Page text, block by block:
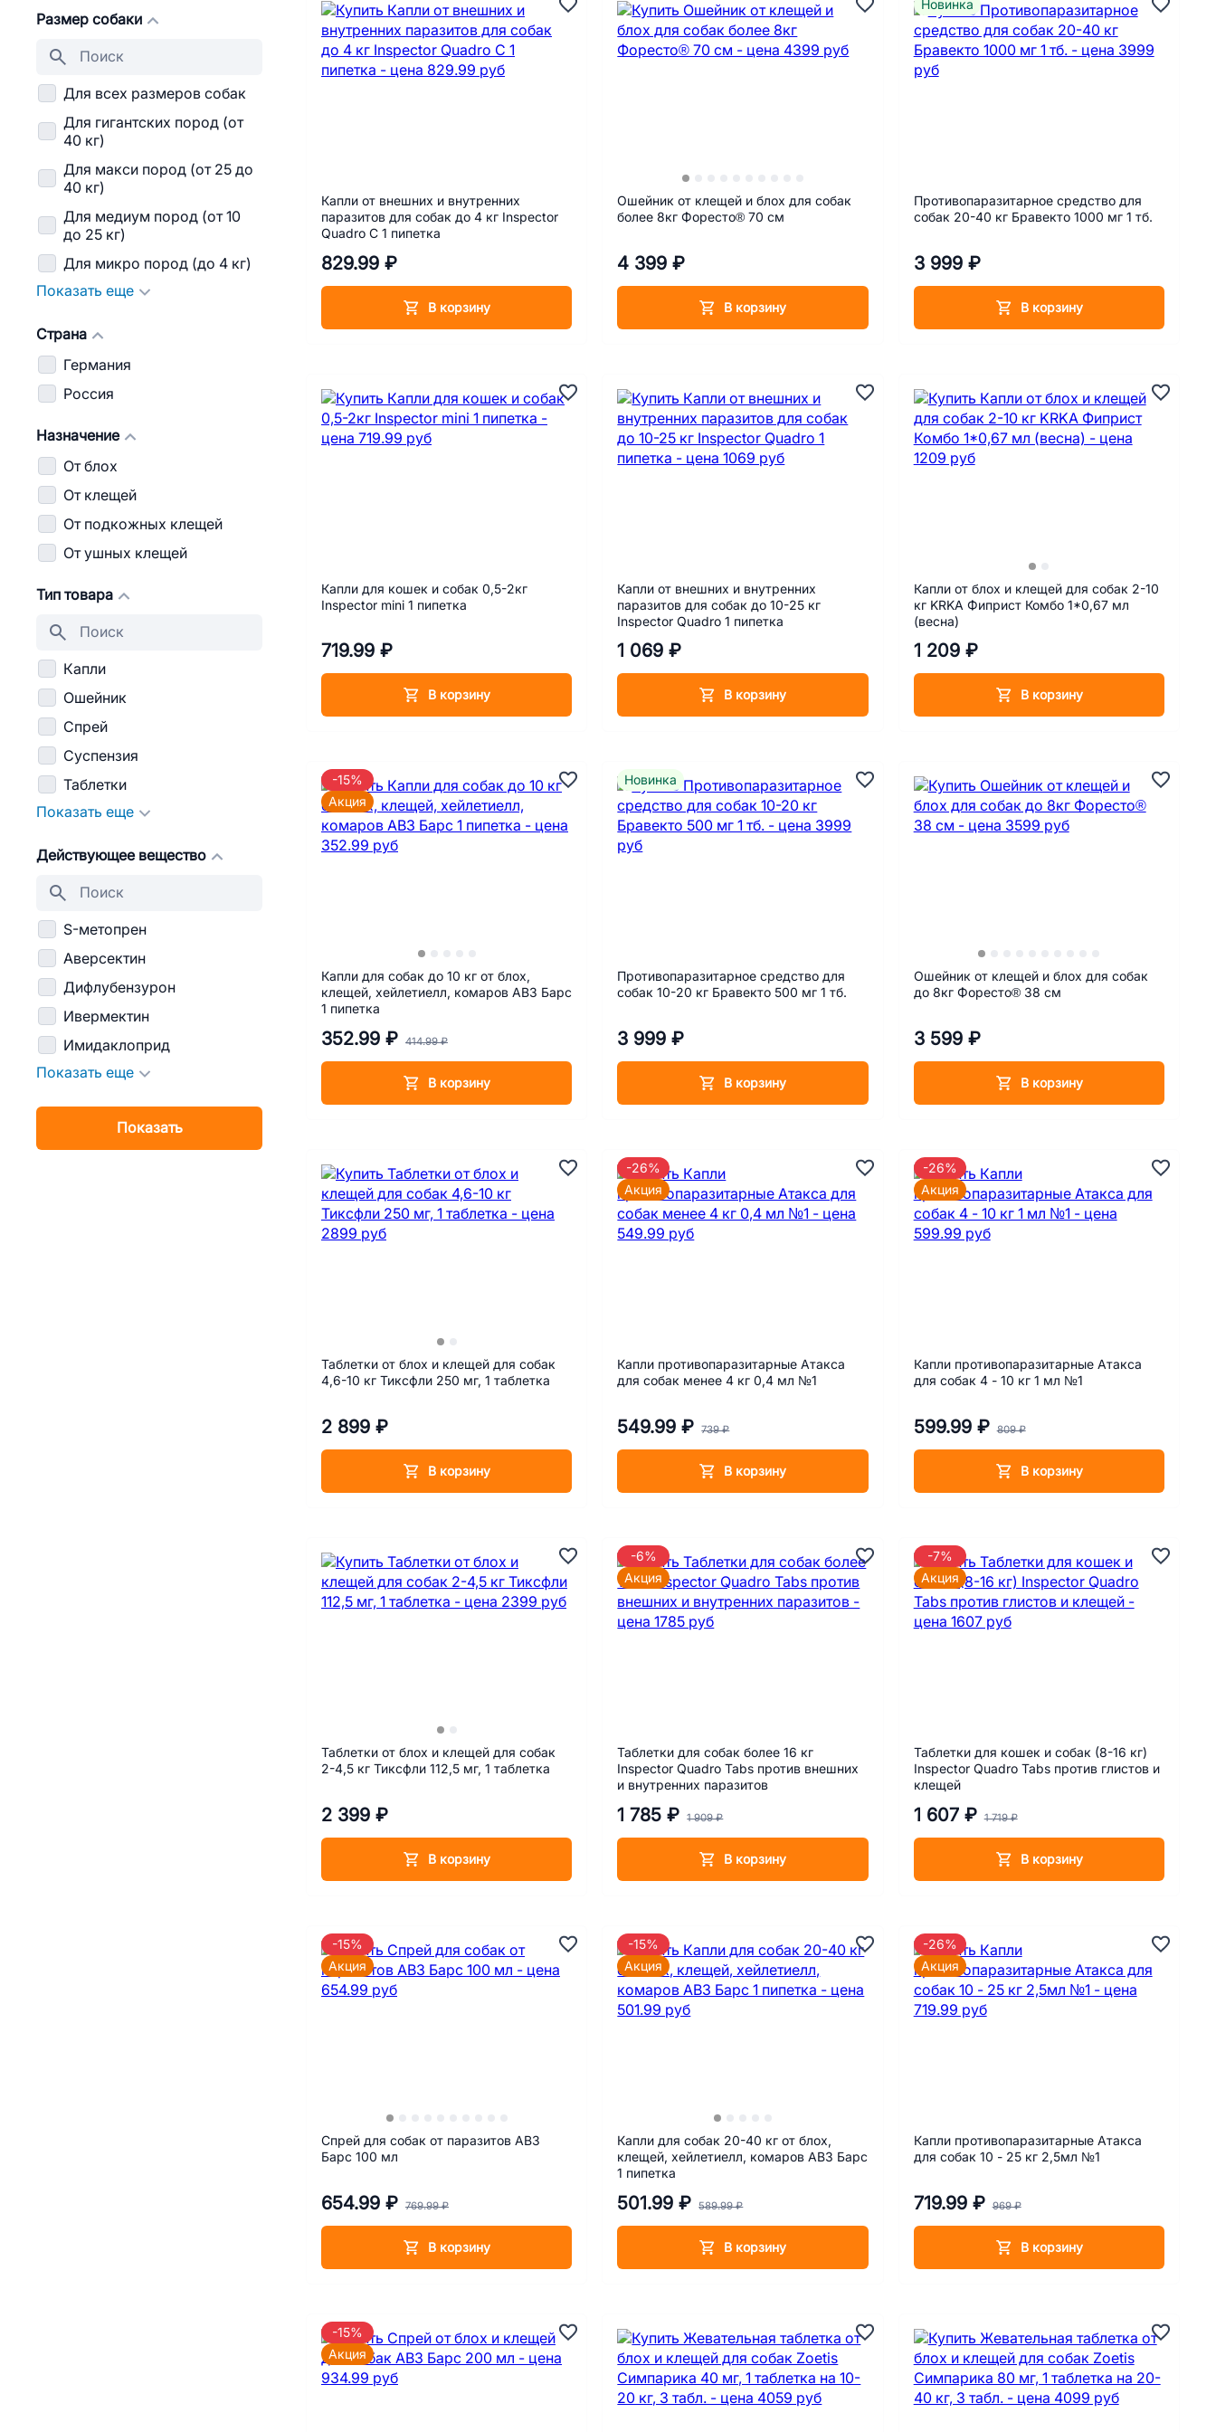
Размер собаки
Для всех размеров собак
Для гигантских пород (от
40 кг)
Для макси пород (от 25 до
40 кг)
Для медиум пород (от 10
до 25 кг)
Для микро пород (до 4 кг)
Показать еще
Страна
Германия
Россия
Назначение
От блох
От клещей
От подкожных клещей
От ушных клещей
Тип товара
Капли
Ошейник
Спрей
Суспензия
Таблетки
Показать еще
Действующее вещество
S-метопрен
Аверсектин
Дифлубензурон
Ивермектин
Имидаклоприд
Показать еще
Показать
Капли от внешних и внутренних
паразитов для собак до 4 кг Inspector
Quadro C 1 пипетка
829.99 ₽
В корзину
Ошейник от клещей и блох для собак
более 8кг Форесто® 70 см
4 399 ₽
В корзину
Противопаразитарное средство для
собак 20-40 кг Бравекто 1000 мг 1 тб.
3 999 ₽
В корзину
Новинка
Капли для кошек и собак 0,5-2кг
Inspector mini 1 пипетка
719.99 ₽
В корзину
Капли от внешних и внутренних
паразитов для собак до 10-25 кг
Inspector Quadro 1 пипетка
1 069 ₽
В корзину
Капли от блох и клещей для собак 2-10
кг KRKA Фиприст Комбо 1*0,67 мл
(весна)
1 209 ₽
В корзину
Капли для собак до 10 кг от блох,
клещей, хейлетиелл, комаров АВЗ Барс
1 пипетка
352.99 ₽ 414.99 ₽
В корзину
-15%
Акция
Противопаразитарное средство для
собак 10-20 кг Бравекто 500 мг 1 тб.
3 999 ₽
В корзину
Новинка
Ошейник от клещей и блох для собак
до 8кг Форесто® 38 см
3 599 ₽
В корзину
Таблетки от блох и клещей для собак
4,6-10 кг Тиксфли 250 мг, 1 таблетка
2 899 ₽
В корзину
Капли противопаразитарные Атакса
для собак менее 4 кг 0,4 мл №1
549.99 ₽ 739 ₽
В корзину
-26%
Акция
Капли противопаразитарные Атакса
для собак 4 - 10 кг 1 мл №1
599.99 ₽ 809 ₽
В корзину
-26%
Акция
Таблетки от блох и клещей для собак
2-4,5 кг Тиксфли 112,5 мг, 1 таблетка
2 399 ₽
В корзину
Таблетки для собак более 16 кг
Inspector Quadro Tabs против внешних
и внутренних паразитов
1 785 ₽ 1 909 ₽
В корзину
-6%
Акция
Таблетки для кошек и собак (8-16 кг)
Inspector Quadro Tabs против глистов и
клещей
1 607 ₽ 1 719 ₽
В корзину
-7%
Акция
Спрей для собак от паразитов АВЗ
Барс 100 мл
654.99 ₽ 769.99 ₽
В корзину
-15%
Акция
Капли для собак 20-40 кг от блох,
клещей, хейлетиелл, комаров АВЗ Барс
1 пипетка
501.99 ₽ 589.99 ₽
В корзину
-15%
Акция
Капли противопаразитарные Атакса
для собак 10 - 25 кг 2,5мл №1
719.99 ₽ 969 ₽
В корзину
-26%
Акция
-15%
Акция